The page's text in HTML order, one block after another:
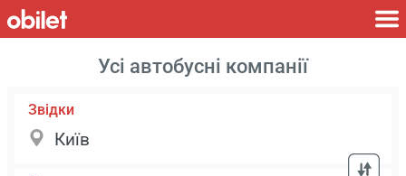
Усі автобусні компанії
Звідки